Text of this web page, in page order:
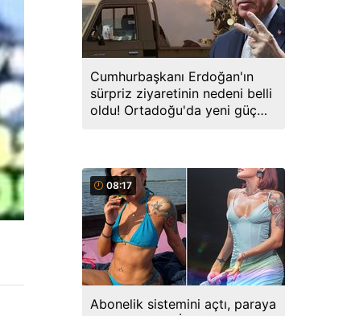
Cumhurbaşkanı Erdoğan'ın
sürpriz ziyaretinin nedeni belli
oldu! Ortadoğu'da yeni güç
08:17
Abonelik sistemini açtı, paraya